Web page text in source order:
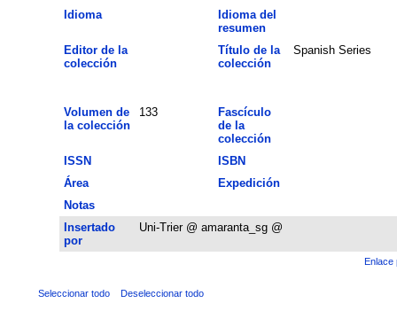
Idioma
Idioma del
resumen
Editor de la
colección
Título de la
colección
Spanish Series
Volumen de
la colección
133
Fascículo
de la
colección
ISSN
ISBN
Área
Expedición
Notas
Insertado
por
Uni-Trier @ amaranta_sg @
Enlace
Seleccionar todo Deseleccionar todo